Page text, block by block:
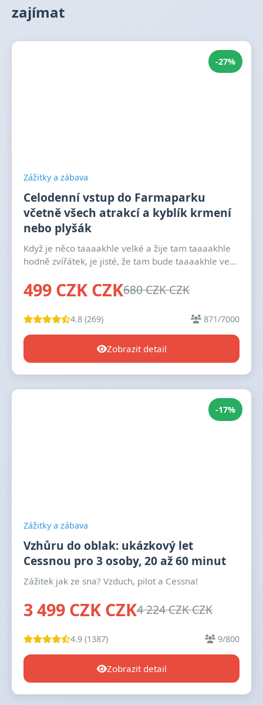
zajímat
-27%
Zážitky a zábava
Celodenní vstup do Farmaparku
včetně všech atrakcí a kyblík krmení
nebo plyšák
Když je něco taaaakhle velké a žije tam taaaakhle
hodně zvířátek, je jisté, že tam bude taaaakhle ve...
499 CZK CZK680 CZK CZK
4.8 (269) 871/7000
Zobrazit detail
-17%
Zážitky a zábava
Vzhůru do oblak: ukázkový let
Cessnou pro 3 osoby, 20 až 60 minut
Zážitek jak ze sna? Vzduch, pilot a Cessna!
3 499 CZK CZK4 224 CZK CZK
4.9 (1387) 9/800
Zobrazit detail